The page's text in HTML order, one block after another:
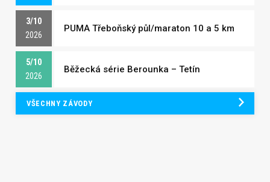
3/10
2026
PUMA Třeboňský půl/maraton 10 a 5 km
5/10
2026
Běžecká série Berounka – Tetín
VŠECHNY ZÁVODY